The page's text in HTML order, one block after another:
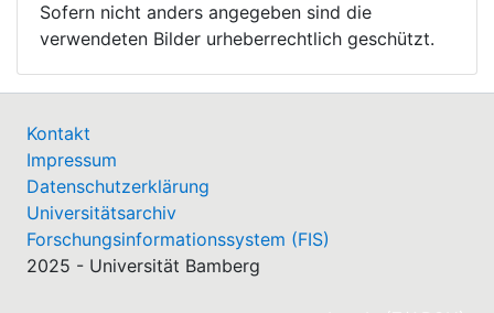
Sofern nicht anders angegeben sind die
verwendeten Bilder urheberrechtlich geschützt.
Kontakt
Impressum
Datenschutzerklärung
Universitätsarchiv
Forschungsinformationssystem (FIS)
2025 - Universität Bamberg